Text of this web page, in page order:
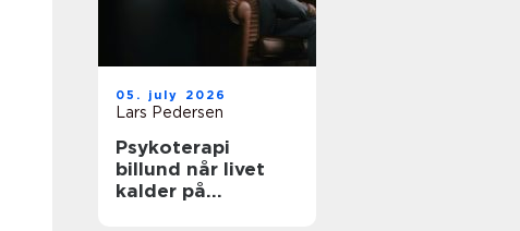
05. july 2026
Lars Pedersen
Psykoterapi
billund når livet
kalder på